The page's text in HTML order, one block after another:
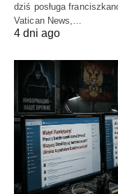
dziś posługa
Vatican News,…
4 dni ago